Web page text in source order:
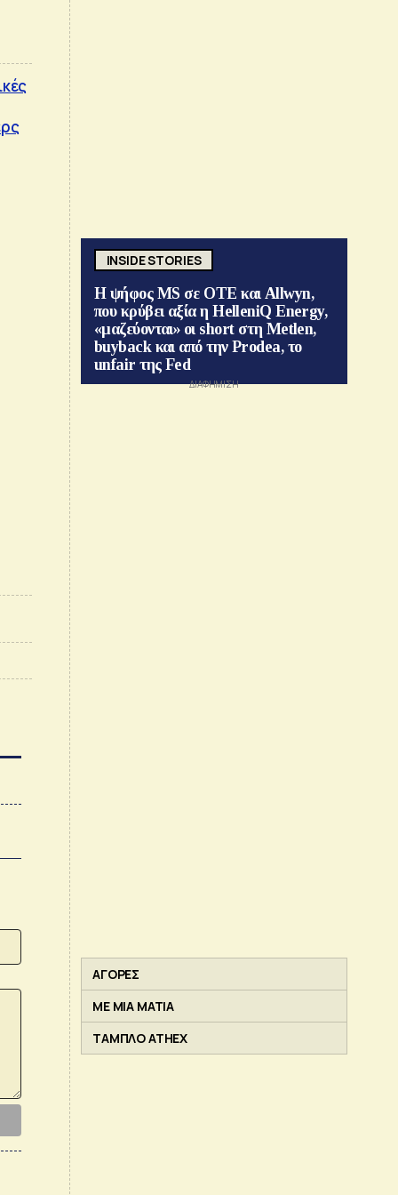
INSIDE STORIES
Η ψήφος MS σε ΟΤΕ και Allwyn,
που κρύβει αξία η HelleniQ Energy,
«μαζεύονται» οι short στη Metlen,
buyback και από την Prodea, το
unfair της Fed
ΑΓΟΡΕΣ
ΜΕ ΜΙΑ ΜΑΤΙΑ
ΤΑΜΠΛΟ ATHEX